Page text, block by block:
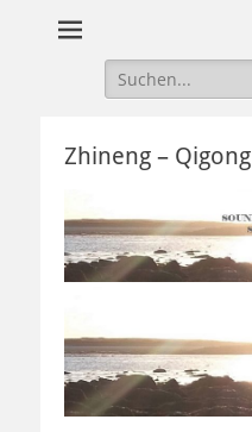
Suche
nach:
Zhineng – Qigong